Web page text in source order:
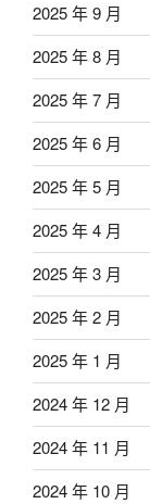
2025 年 9 月
2025 年 8 月
2025 年 7 月
2025 年 6 月
2025 年 5 月
2025 年 4 月
2025 年 3 月
2025 年 2 月
2025 年 1 月
2024 年 12 月
2024 年 11 月
2024 年 10 月